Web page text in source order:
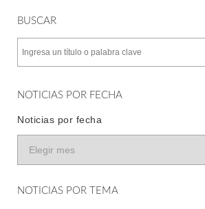
BUSCAR
NOTICIAS POR FECHA
Noticias por fecha
NOTICIAS POR TEMA